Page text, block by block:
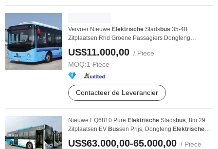
Vervoer Nieuwe Elektrische Stadsbus 35-40
Zitplaatsen Rhd Groene Passagiers Dongfeng
bus
US$11.000,00 / Piece
MOQ:1 Piece
Contacteer de Leverancier
Nieuwe EQ6810 Pure Elektrische Stadsbus, 8m 29
Zitplaatsen EV Bussen Prijs, Dongfeng Elektrische
...
US$63.000,00-65.000,00 / Piece